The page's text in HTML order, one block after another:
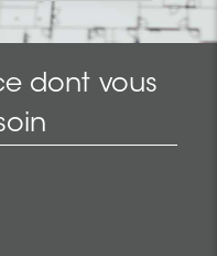
dont vous